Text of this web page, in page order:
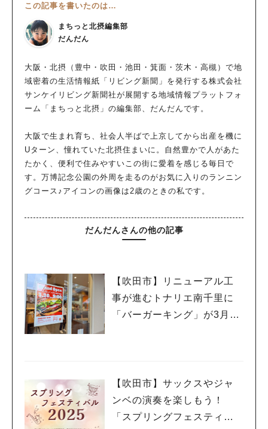
この記事を書いたのは…
まちっと北摂編集部
だんだん
大阪・北摂（豊中・吹田・池田・箕面・茨木・高槻）で地
域密着の生活情報紙「リビング新聞」を発行する株式会社
サンケイリビング新聞社が展開する地域情報プラットフォ
ーム「まちっと北摂」の編集部、だんだんです。
大阪で生まれ育ち、社会人半ばで上京してから出産を機に
Uターン、憧れていた北摂住まいに。自然豊かで人があた
たかく、便利で住みやすいこの街に愛着を感じる毎日で
す。万博記念公園の外周を走るのがお気に入りのランニン
グコース♪アイコンの画像は2歳のときの私です。
だんだんさんの他の記事
【吹田市】リニューアル工
事が進むトナリエ南千里に
「バーガーキング」が3月20
【吹田市】サックスやジャ
ンベの演奏を楽しもう！
「スプリングフェスティバ